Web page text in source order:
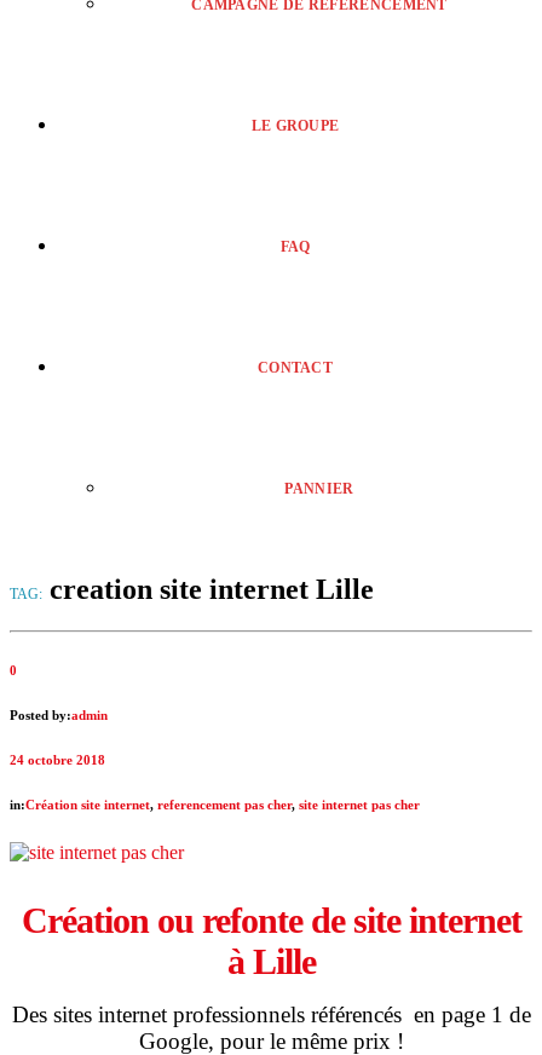
CAMPAGNE DE RÉFÉRENCEMENT
LE GROUPE
FAQ
CONTACT
PANNIER
TAG: creation site internet Lille
0
Posted by:admin
24 octobre 2018
in:Création site internet, referencement pas cher, site internet pas cher
Création ou refonte de site internet
à Lille
Des sites internet professionnels référencés en page 1 de
Google, pour le même prix !